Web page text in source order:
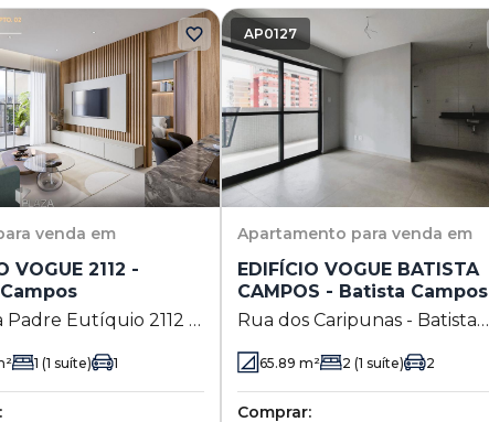
venda em
VOGUE 2112 -
Padre Eutíquio 2112 -
1 (1 suíte) 1
AP0127
Apartamento para venda em
EDIFÍCIO VOGUE BATISTA
CAMPOS - Batista Campos
Rua dos Caripunas - Batista
Campos
65.89 m² 2 (1 suíte) 2
Comprar: